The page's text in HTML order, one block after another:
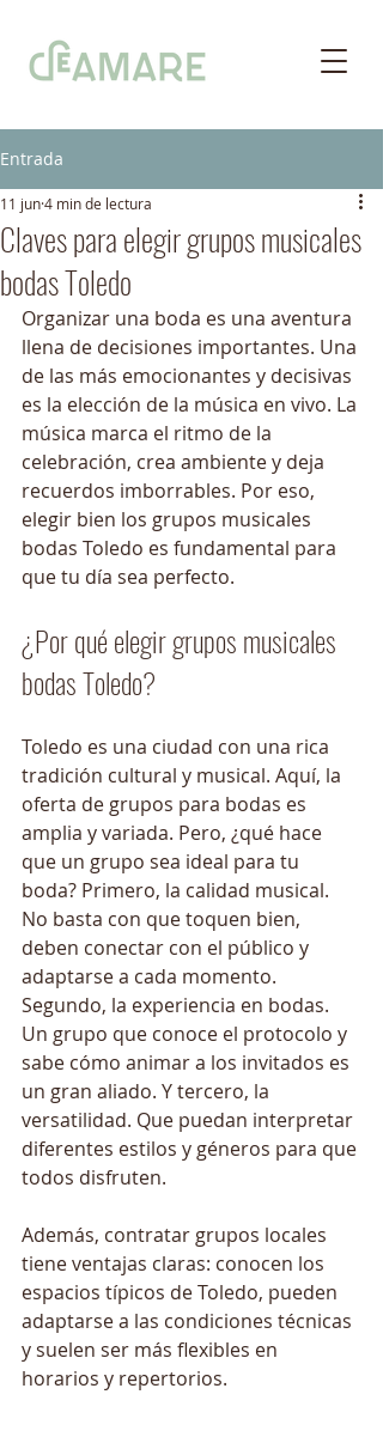
Entrada
Claves para elegir grupos musicales
bodas Toledo
11 jun4 min de lectura
Organizar una boda es una aventura
llena de decisiones importantes. Una
de las más emocionantes y decisivas
es la elección de la música en vivo. La
música marca el ritmo de la
celebración, crea ambiente y deja
recuerdos imborrables. Por eso,
elegir bien los grupos musicales
bodas Toledo es fundamental para
que tu día sea perfecto.
¿Por qué elegir grupos musicales
bodas Toledo?
Toledo es una ciudad con una rica
tradición cultural y musical. Aquí, la
oferta de grupos para bodas es
amplia y variada. Pero, ¿qué hace
que un grupo sea ideal para tu
boda? Primero, la calidad musical.
No basta con que toquen bien,
deben conectar con el público y
adaptarse a cada momento.
Segundo, la experiencia en bodas.
Un grupo que conoce el protocolo y
sabe cómo animar a los invitados es
un gran aliado. Y tercero, la
versatilidad. Que puedan interpretar
diferentes estilos y géneros para que
todos disfruten.
Además, contratar grupos locales
tiene ventajas claras: conocen los
espacios típicos de Toledo, pueden
adaptarse a las condiciones técnicas
y suelen ser más flexibles en
horarios y repertorios.